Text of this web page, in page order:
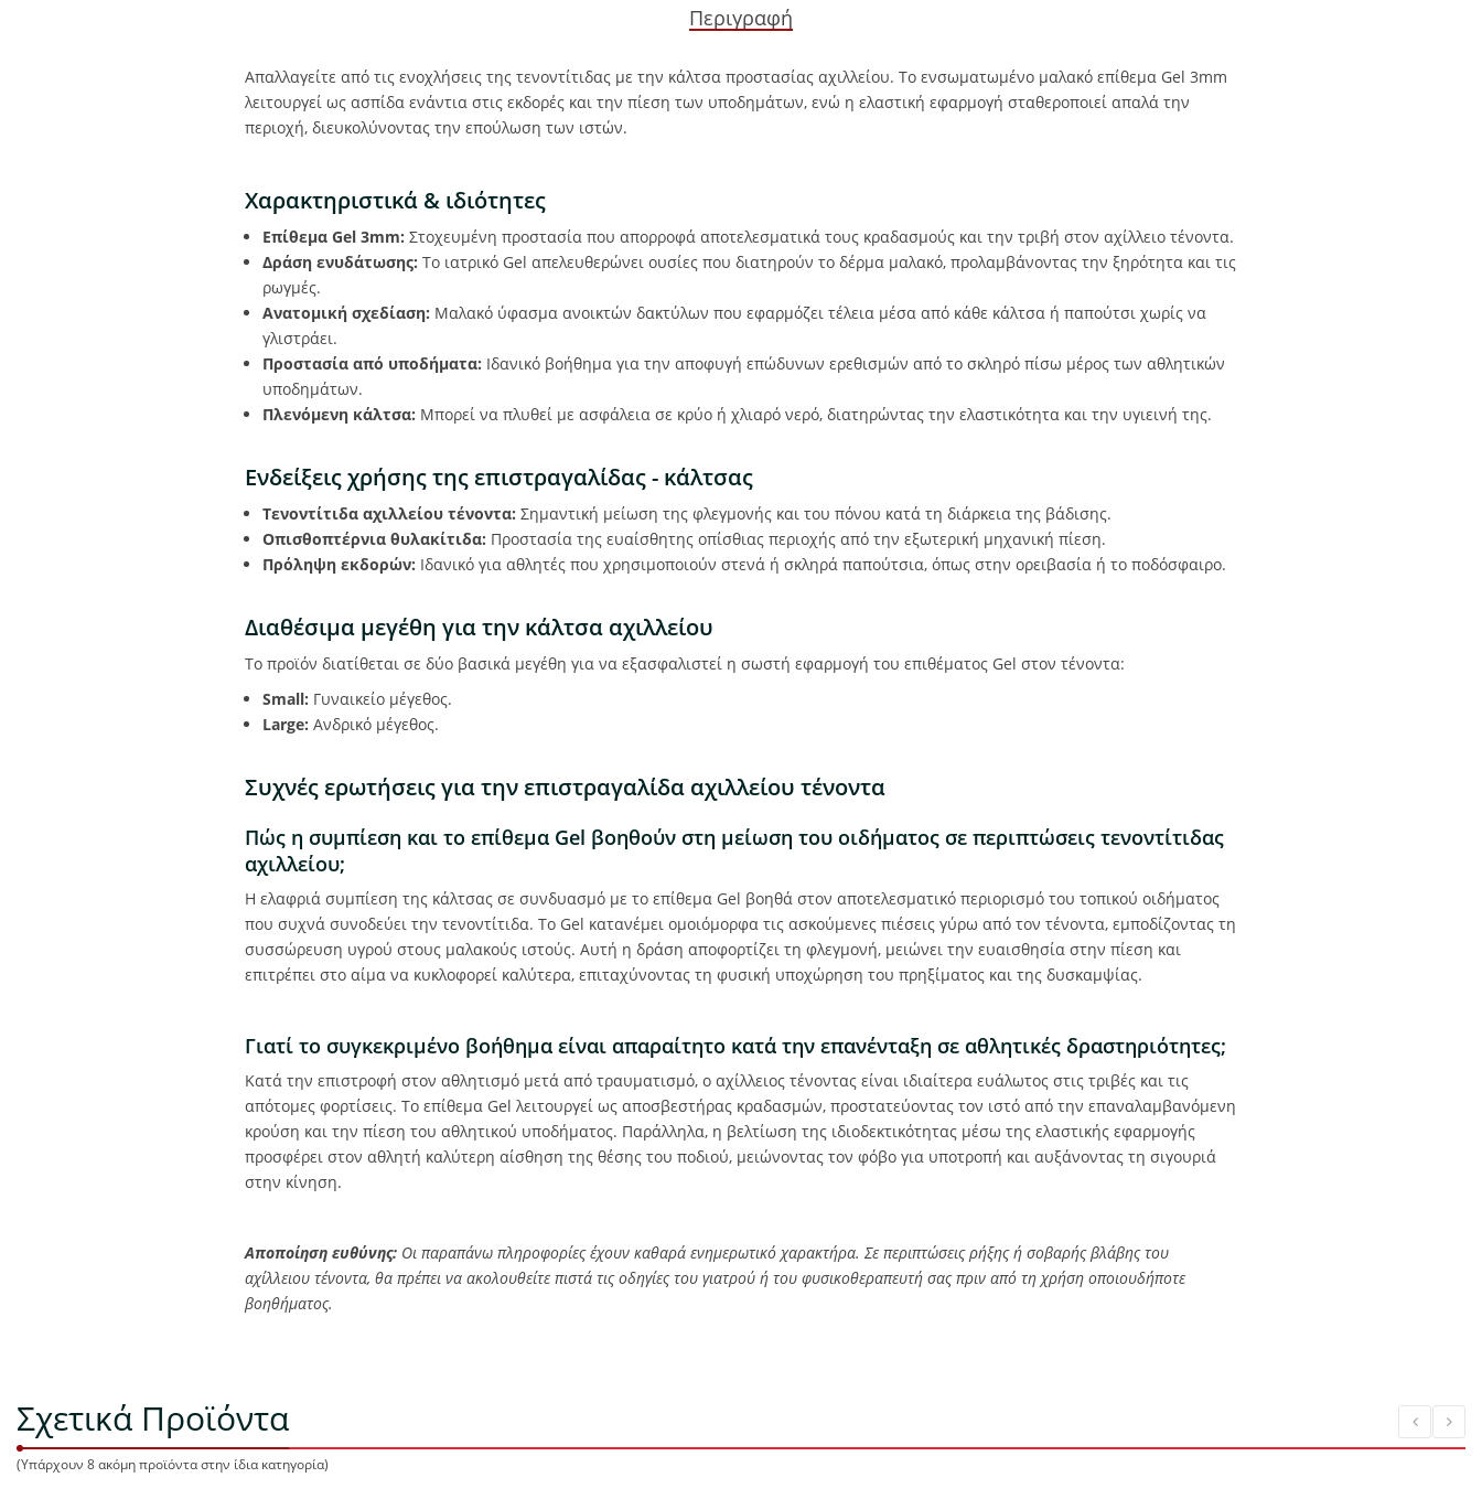
Περιγραφή
Απαλλαγείτε από τις ενοχλήσεις της τενοντίτιδας με την κάλτσα προστασίας αχιλλείου. Το ενσωματωμένο μαλακό επίθεμα Gel 3mm
λειτουργεί ως ασπίδα ενάντια στις εκδορές και την πίεση των υποδημάτων, ενώ η ελαστική εφαρμογή σταθεροποιεί απαλά την
περιοχή, διευκολύνοντας την επούλωση των ιστών.
Χαρακτηριστικά & ιδιότητες
Επίθεμα Gel 3mm: Στοχευμένη προστασία που απορροφά αποτελεσματικά τους κραδασμούς και την τριβή στον αχίλλειο τένοντα.
Δράση ενυδάτωσης: Το ιατρικό Gel απελευθερώνει ουσίες που διατηρούν το δέρμα μαλακό, προλαμβάνοντας την ξηρότητα και τις
ρωγμές.
Ανατομική σχεδίαση: Μαλακό ύφασμα ανοικτών δακτύλων που εφαρμόζει τέλεια μέσα από κάθε κάλτσα ή παπούτσι χωρίς να
γλιστράει.
Προστασία από υποδήματα: Ιδανικό βοήθημα για την αποφυγή επώδυνων ερεθισμών από το σκληρό πίσω μέρος των αθλητικών
υποδημάτων.
Πλενόμενη κάλτσα: Μπορεί να πλυθεί με ασφάλεια σε κρύο ή χλιαρό νερό, διατηρώντας την ελαστικότητα και την υγιεινή της.
Ενδείξεις χρήσης της επιστραγαλίδας - κάλτσας
Τενοντίτιδα αχιλλείου τένοντα: Σημαντική μείωση της φλεγμονής και του πόνου κατά τη διάρκεια της βάδισης.
Οπισθοπτέρνια θυλακίτιδα: Προστασία της ευαίσθητης οπίσθιας περιοχής από την εξωτερική μηχανική πίεση.
Πρόληψη εκδορών: Ιδανικό για αθλητές που χρησιμοποιούν στενά ή σκληρά παπούτσια, όπως στην ορειβασία ή το ποδόσφαιρο.
Διαθέσιμα μεγέθη για την κάλτσα αχιλλείου
Το προϊόν διατίθεται σε δύο βασικά μεγέθη για να εξασφαλιστεί η σωστή εφαρμογή του επιθέματος Gel στον τένοντα:
Small: Γυναικείο μέγεθος.
Large: Ανδρικό μέγεθος.
Συχνές ερωτήσεις για την επιστραγαλίδα αχιλλείου τένοντα
Πώς η συμπίεση και το επίθεμα Gel βοηθούν στη μείωση του οιδήματος σε περιπτώσεις τενοντίτιδας
αχιλλείου;
Η ελαφριά συμπίεση της κάλτσας σε συνδυασμό με το επίθεμα Gel βοηθά στον αποτελεσματικό περιορισμό του τοπικού οιδήματος
που συχνά συνοδεύει την τενοντίτιδα. Το Gel κατανέμει ομοιόμορφα τις ασκούμενες πιέσεις γύρω από τον τένοντα, εμποδίζοντας τη
συσσώρευση υγρού στους μαλακούς ιστούς. Αυτή η δράση αποφορτίζει τη φλεγμονή, μειώνει την ευαισθησία στην πίεση και
επιτρέπει στο αίμα να κυκλοφορεί καλύτερα, επιταχύνοντας τη φυσική υποχώρηση του πρηξίματος και της δυσκαμψίας.
Γιατί το συγκεκριμένο βοήθημα είναι απαραίτητο κατά την επανένταξη σε αθλητικές δραστηριότητες;
Κατά την επιστροφή στον αθλητισμό μετά από τραυματισμό, ο αχίλλειος τένοντας είναι ιδιαίτερα ευάλωτος στις τριβές και τις
απότομες φορτίσεις. Το επίθεμα Gel λειτουργεί ως αποσβεστήρας κραδασμών, προστατεύοντας τον ιστό από την επαναλαμβανόμενη
κρούση και την πίεση του αθλητικού υποδήματος. Παράλληλα, η βελτίωση της ιδιοδεκτικότητας μέσω της ελαστικής εφαρμογής
προσφέρει στον αθλητή καλύτερη αίσθηση της θέσης του ποδιού, μειώνοντας τον φόβο για υποτροπή και αυξάνοντας τη σιγουριά
στην κίνηση.
Αποποίηση ευθύνης: Οι παραπάνω πληροφορίες έχουν καθαρά ενημερωτικό χαρακτήρα. Σε περιπτώσεις ρήξης ή σοβαρής βλάβης του
αχίλλειου τένοντα, θα πρέπει να ακολουθείτε πιστά τις οδηγίες του γιατρού ή του φυσικοθεραπευτή σας πριν από τη χρήση οποιουδήποτε
βοηθήματος.
Σχετικά Προϊόντα
(Υπάρχουν 8 ακόμη προϊόντα στην ίδια κατηγορία)